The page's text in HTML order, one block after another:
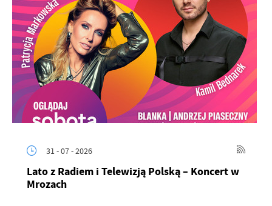
31 - 07 - 2026
Lato z Radiem i Telewizją Polską – Koncert w
Mrozach